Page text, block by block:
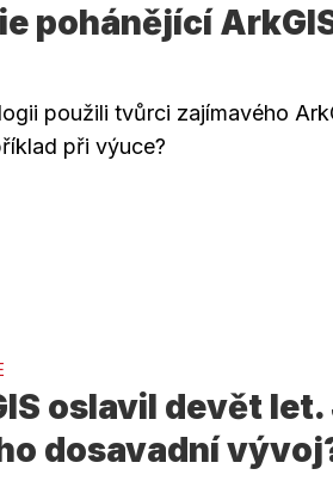
pohánějící
použili tvůrci zajímavého
při výuce?
oslavil devět let.
dosavadní